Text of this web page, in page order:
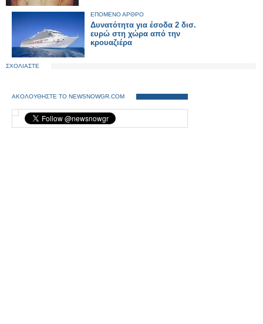
ΕΠΟΜΕΝΟ ΑΡΘΡΟ
Δυνατότητα για έσοδα 2 δισ.
ευρώ στη χώρα από την
κρουαζιέρα
ΣΧΟΛΙΑΣΤΕ
ΑΚΟΛΟΥΘΗΣΤΕ ΤΟ NEWSNOWGR.COM